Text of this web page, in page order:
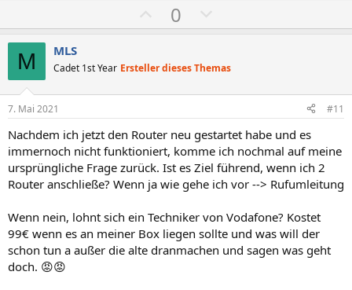
o
i
t
v
e
S
t
m
m
e
0
e
a
t
v
e
S
t
m
m
e
M MLS
Cadet 1st Year Ersteller dieses Themas
7. Mai 2021 #11
Nachdem ich jetzt den Router neu gestartet habe und es
immernoch nicht funktioniert, komme ich nochmal auf meine
ursprüngliche Frage zurück. Ist es Ziel führend, wenn ich 2
Router anschließe? Wenn ja wie gehe ich vor --> Rufumleitung
Wenn nein, lohnt sich ein Techniker von Vodafone? Kostet
99€ wenn es an meiner Box liegen sollte und was will der
schon tun a außer die alte dranmachen und sagen was geht
doch. 😡😡